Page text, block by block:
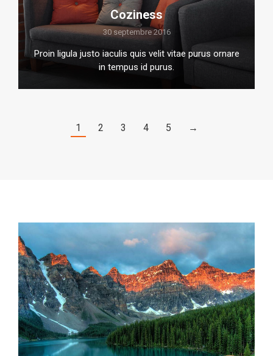
Coziness
30 septembre 2016
Proin ligula justo iaculis quis velit vitae purus ornare
in tempus id purus.
1 2 3 4 5 →